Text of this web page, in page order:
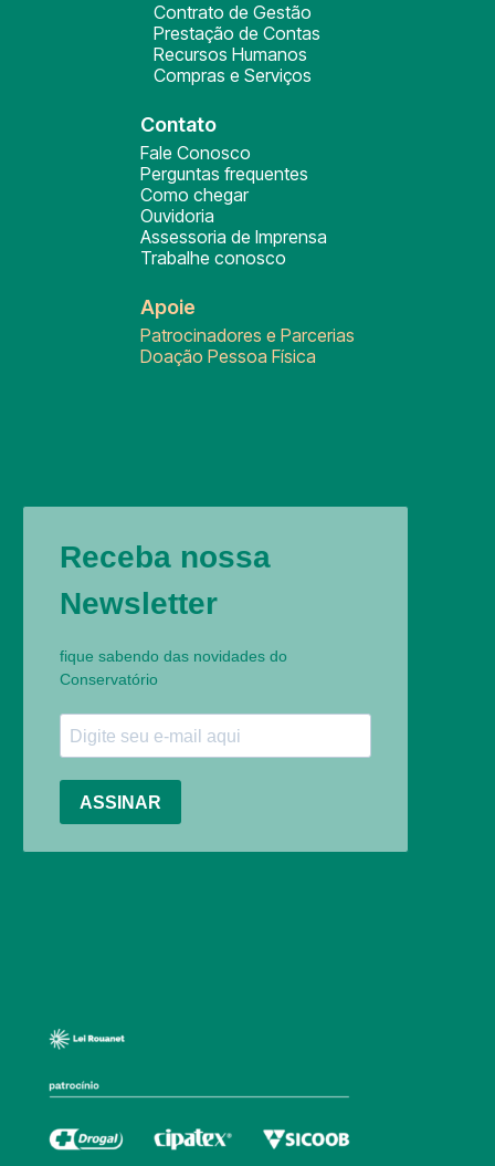
Contrato de Gestão
Prestação de Contas
Recursos Humanos
Compras e Serviços
Contato
Fale Conosco
Perguntas frequentes
Como chegar
Ouvidoria
Assessoria de Imprensa
Trabalhe conosco
Apoie
Patrocinadores e Parcerias
Doação Pessoa Física